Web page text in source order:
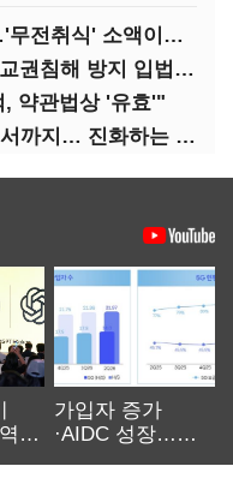
6만원 고기 먹고 징역 1년?…'무전취식' 소액이라도 상습이면 사기죄
"학부모 폭언도 교권침해"…교권침해 방지 입법 시급
, 약관법상 '유효'"
딥보이스부터 가짜 잔고증명서까지… 진화하는 AI 범죄
대
가입자 증가
·AIDC 성장…